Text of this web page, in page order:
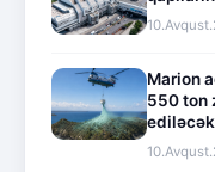
Marion
550 ton
ediləcək